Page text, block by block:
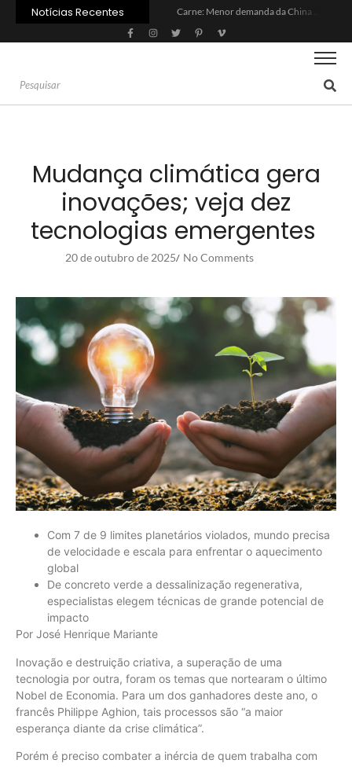
Notícias Recentes
Inadimplência no crédito rural deve seguir elevada até 2027
Lula sanciona MP do Frete e agro teme alta dos custos logísticos
Brasil tem 2º maior juro real do mundo
Mudança climática gera
inovações; veja dez
tecnologias emergentes
20 de outubro de 2025/ No Comments
Com 7 de 9 limites planetários violados, mundo precisa
de velocidade e escala para enfrentar o aquecimento
global
De concreto verde a dessalinização regenerativa,
especialistas elegem técnicas de grande potencial de
impacto
Por José Henrique Mariante
Inovação e destruição criativa, a superação de uma
tecnologia por outra, foram os temas que nortearam o último
Nobel de Economia. Para um dos ganhadores deste ano, o
francês Philippe Aghion, tais processos são “a maior
esperança diante da crise climática”.
Porém é preciso combater a inércia de quem trabalha com